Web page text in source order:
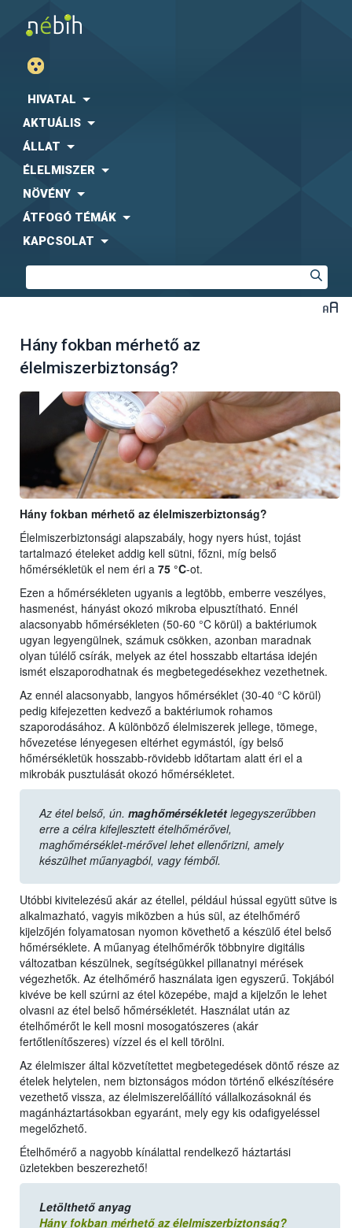
HIVATAL
AKTUÁLIS
ÁLLAT
ÉLELMISZER
NÖVÉNY
ÁTFOGÓ TÉMÁK
KAPCSOLAT
Hány fokban mérhető az
élelmiszerbiztonság?
Hány fokban mérhető az élelmiszerbiztonság?
Élelmiszerbiztonsági alapszabály, hogy nyers húst, tojást
tartalmazó ételeket addig kell sütni, főzni, míg belső
hőmérsékletük el nem éri a 75 °C-ot.
Ezen a hőmérsékleten ugyanis a legtöbb, emberre veszélyes,
hasmenést, hányást okozó mikroba elpusztítható. Ennél
alacsonyabb hőmérsékleten (50-60 °C körül) a baktériumok
ugyan legyengülnek, számuk csökken, azonban maradnak
olyan túlélő csírák, melyek az étel hosszabb eltartása idején
ismét elszaporodhatnak és megbetegedésekhez vezethetnek.
Az ennél alacsonyabb, langyos hőmérséklet (30-40 °C körül)
pedig kifejezetten kedvező a baktériumok rohamos
szaporodásához. A különböző élelmiszerek jellege, tömege,
hővezetése lényegesen eltérhet egymástól, így belső
hőmérsékletük hosszabb-rövidebb időtartam alatt éri el a
mikrobák pusztulását okozó hőmérsékletet.
Az étel belső, ún. maghőmérsékletét legegyszerűbben
erre a célra kifejlesztett ételhőmérővel,
maghőmérséklet-mérővel lehet ellenőrizni, amely
készülhet műanyagból, vagy fémből.
Utóbbi kivitelezésű akár az étellel, például hússal együtt sütve is
alkalmazható, vagyis miközben a hús sül, az ételhőmérő
kijelzőjén folyamatosan nyomon követhető a készülő étel belső
hőmérséklete. A műanyag ételhőmérők többnyire digitális
változatban készülnek, segítségükkel pillanatnyi mérések
végezhetők. Az ételhőmérő használata igen egyszerű. Tokjából
kivéve be kell szúrni az étel közepébe, majd a kijelzőn le lehet
olvasni az étel belső hőmérsékletét. Használat után az
ételhőmérőt le kell mosni mosogatószeres (akár
fertőtlenítőszeres) vízzel és el kell törölni.
Az élelmiszer által közvetítettet megbetegedések döntő része az
ételek helytelen, nem biztonságos módon történő elkészítésére
vezethető vissza, az élelmiszerelőállító vállalkozásoknál és
magánháztartásokban egyaránt, mely egy kis odafigyeléssel
megelőzhető.
Ételhőmérő a nagyobb kínálattal rendelkező háztartási
üzletekben beszerezhető!
Letölthető anyag
Hány fokban mérhető az élelmiszerbiztonság?